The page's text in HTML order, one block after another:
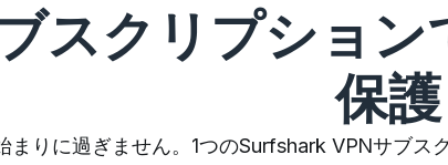
スクリプショ
保
まりに過ぎません。1つのSurfshark VPNサブ